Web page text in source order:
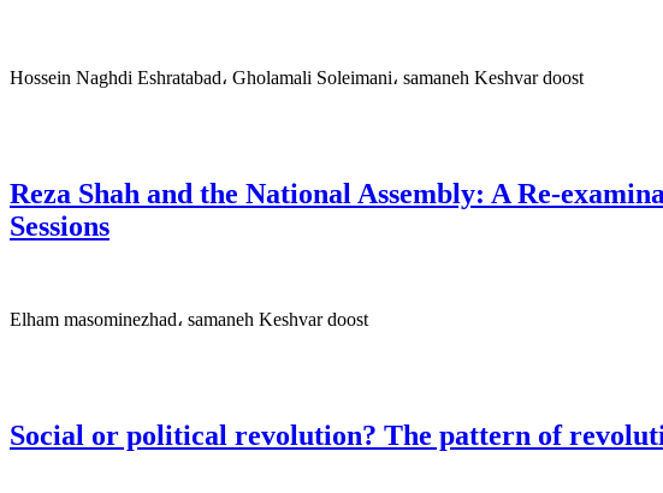
Hossein Naghdi Eshratabad، Gholamali Soleimani، samaneh Keshvar doost
Reza Shah and the National Assembly: A Re-
Sessions
Elham masominezhad، samaneh Keshvar doost
Social or political revolution? The pattern of